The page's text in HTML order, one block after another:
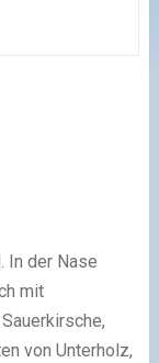
In der Nase
mit
von Unterholz,